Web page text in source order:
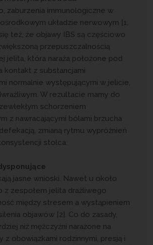
zaburzenia immunologiczne w
układzie nerwowym [1,
też, że objawy IBS są częściowo
przepuszczalnością
jelita, która naraża położone pod
kontakt z substancjami
normalnie występującymi w jelicie,
W rezultacie mamy do
schorzeniem
z nawracającymi bólami brzucha
zmianą rytmu wypróżnień
stolca.
jasne wnioski. Nawet u około
z zespołem jelita drażliwego
między stresem a wystąpieniem
objawów [2]. Co do zasady,
niż mężczyźni narażone na
z obowiązkami rodzinnymi, presją i